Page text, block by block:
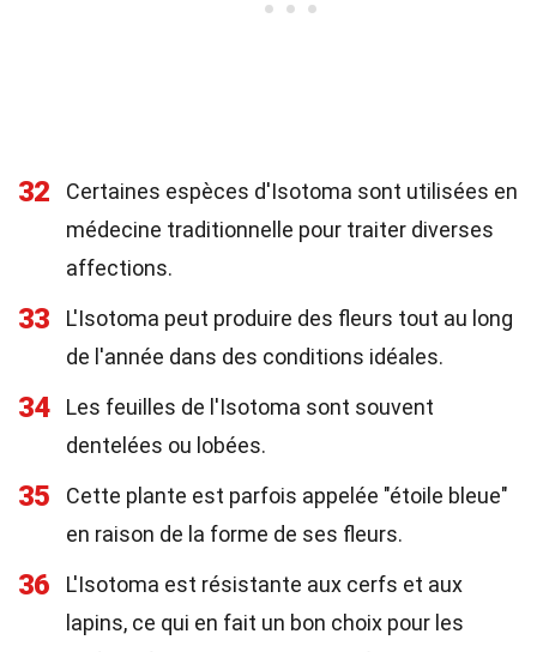
32
Certaines espèces d'Isotoma sont utilisées en
médecine traditionnelle pour traiter diverses
affections.
33
L'Isotoma peut produire des fleurs tout au long
de l'année dans des conditions idéales.
34
Les feuilles de l'Isotoma sont souvent
dentelées ou lobées.
35
Cette plante est parfois appelée "étoile bleue"
en raison de la forme de ses fleurs.
36
L'Isotoma est résistante aux cerfs et aux
lapins, ce qui en fait un bon choix pour les